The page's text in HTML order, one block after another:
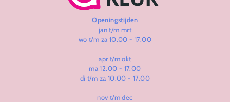
Openingstijden
jan t/m mrt
wo t/m za 10.00 - 17.00
apr t/m okt
ma 12.00 - 17.00
di t/m za 10.00 - 17.00
nov t/m dec